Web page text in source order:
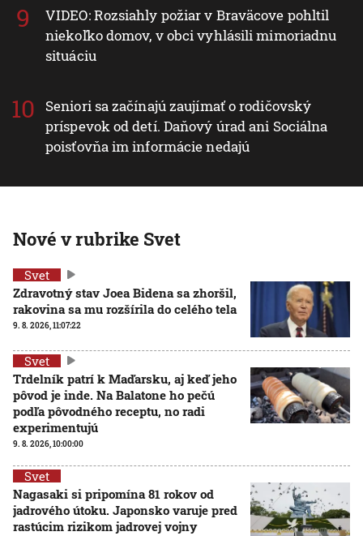
VIDEO: Rozsiahly požiar v Braväcove pohltil
niekoľko domov, v obci vyhlásili mimoriadnu
situáciu
Seniori sa začínajú zaujímať o rodičovský
príspevok od detí. Daňový úrad ani Sociálna
poisťovňa im informácie nedajú
Nové v rubrike Svet
Svet
Zdravotný stav Joea Bidena sa zhoršil,
rakovina sa mu rozšírila do celého tela
9. 8. 2026, 11:07:22
Svet
Trdelník patrí k Maďarsku, aj keď jeho
pôvod je inde. Na Balatone ho pečú
podľa pôvodného receptu, no radi
experimentujú
9. 8. 2026, 10:00:00
Svet
Nagasaki si pripomína 81 rokov od
jadrového útoku. Japonsko varuje pred
rastúcim rizikom jadrovej vojny